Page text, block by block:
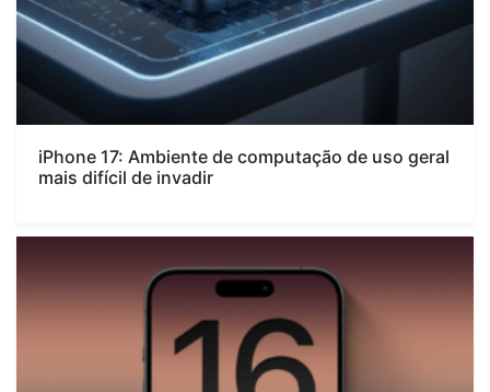
iPhone 17: Ambiente de computação de uso geral
mais difícil de invadir